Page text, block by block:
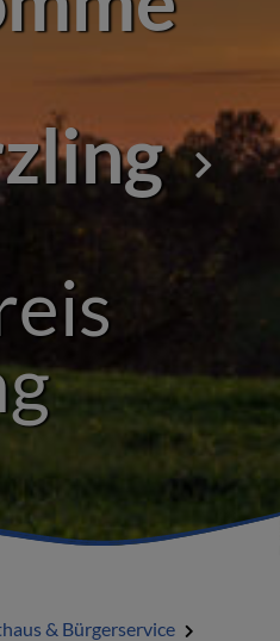
& Bürgerservice